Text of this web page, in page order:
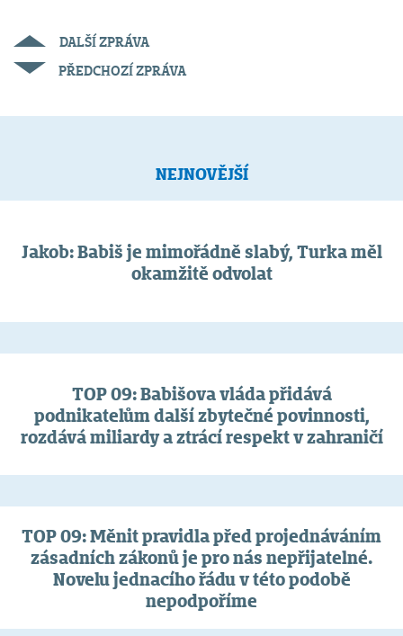
DALŠÍ ZPRÁVA
PŘEDCHOZÍ ZPRÁVA
NEJNOVĚJŠÍ
Jakob: Babiš je mimořádně slabý, Turka měl
okamžitě odvolat
TOP 09: Babišova vláda přidává
podnikatelům další zbytečné povinnosti,
rozdává miliardy a ztrácí respekt v zahraničí
TOP 09: Měnit pravidla před projednáváním
zásadních zákonů je pro nás nepřijatelné.
Novelu jednacího řádu v této podobě
nepodpoříme